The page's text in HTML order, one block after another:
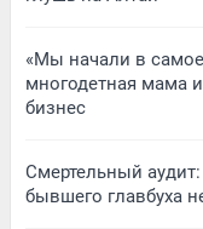
«Мы начали в
многодетная мама
бизнес
Смертельный аудит:
бывшего главбуха